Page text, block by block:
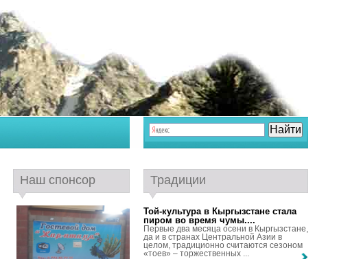
Наш спонсор Традиции
Той-культура в Кыргызстане стала
пиром во время чумы....
Первые два месяца осени в Кыргызстане,
да и в странах Центральной Азии в
целом, традиционно считаются сезоном
«тоев» – торжественных ...